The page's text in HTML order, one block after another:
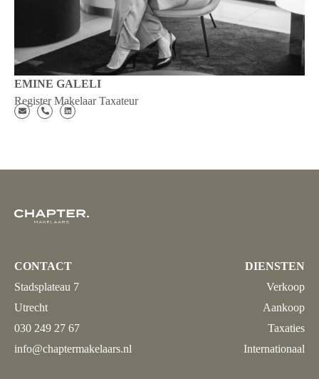
EMINE GALELI
Register Makelaar Taxateur
CONTACT
Stadsplateau 7
Utrecht
030 249 27 67
info@chaptermakelaars.nl
DIENSTEN
Verkoop
Aankoop
Taxaties
Internationaal